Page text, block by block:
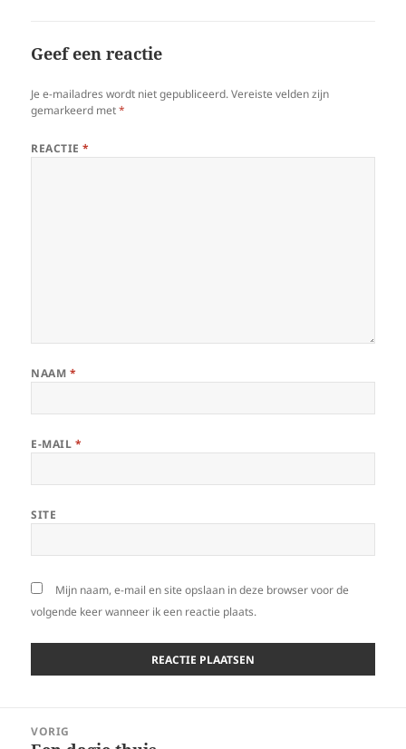
Geef een reactie
Je e-mailadres wordt niet gepubliceerd. Vereiste velden zijn
gemarkeerd met*
REACTIE*
NAAM *
E-MAIL *
SITE
Mijn naam, e-mail en site opslaan in deze browser voor de
volgende keer wanneer ik een reactie plaats.
navigatie
VORIG